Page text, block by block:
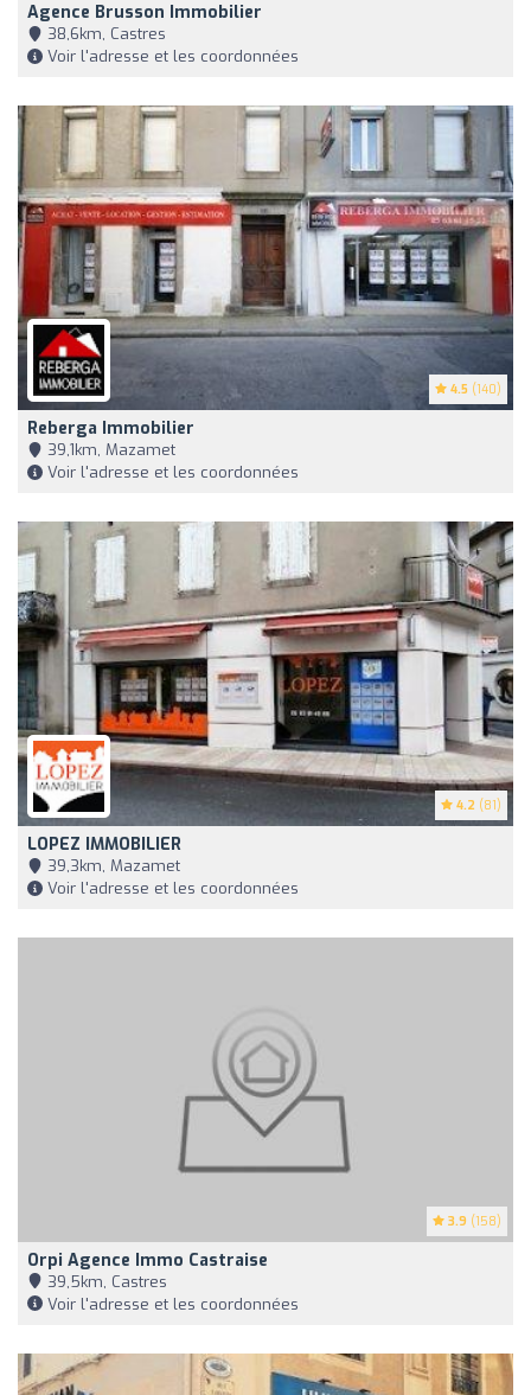
Agence Brusson Immobilier
38,6km, Castres
Voir l'adresse et les coordonnées
4.5 (140)
Reberga Immobilier
39,1km, Mazamet
Voir l'adresse et les coordonnées
4.2 (81)
LOPEZ IMMOBILIER
39,3km, Mazamet
Voir l'adresse et les coordonnées
3.9 (158)
Orpi Agence Immo Castraise
39,5km, Castres
Voir l'adresse et les coordonnées